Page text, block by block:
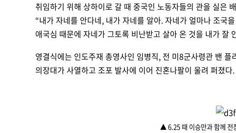
취임하기 위해 상하이로 갈 때 중국인 노동자들의 관을 실은
“내가 자네를 안다네, 내가 자네를 알아. 자네가 얼마나 조국
애국심 때문에 자네가 그토록 비난받고 살아 온 것을 내가 잘
영결식에는 인도주재 총영사인 임병직, 전 미8군사령관 밴
의장대가 사열하고 조포 발사에 이어 진혼나팔이 울려 퍼졌다.
▲ 6. 25 때 이승만과 함께 전